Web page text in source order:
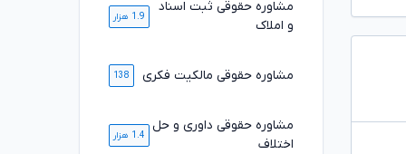
مشاوره حقوقی ثبت اسناد
و املاک
1.9 هزار
مشاوره حقوقی مالکیت فکری 138
مشاوره حقوقی داوری و حل
اختلاف
1.4 هزار